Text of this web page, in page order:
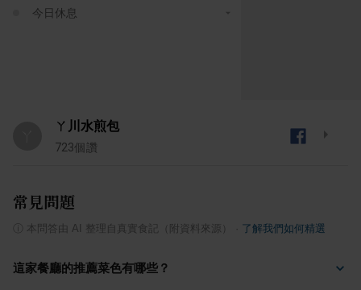
今日休息
ㄚ川水煎包
723個讚
常見問題
本問答由 AI 整理自真實食記（附資料來源） 了解我們如何精選
這家餐廳的推薦菜色有哪些？